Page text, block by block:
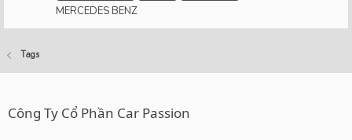
MERCEDES BENZ
Tags
Công Ty Cổ Phần Car Passion